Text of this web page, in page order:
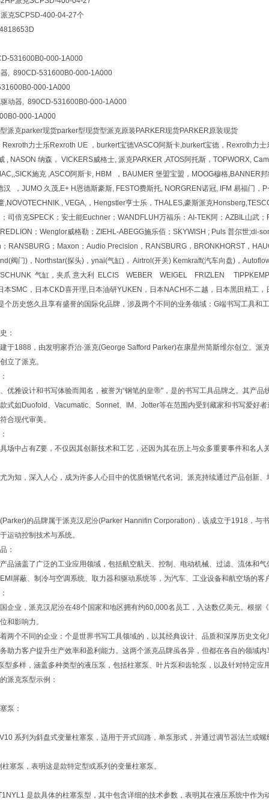
SCPSD-400-04-27个
000-1A000
890CD-531600B0-000-1A000
000-1A000
器, 890CD-531600B0-000-1A000
000-1A000
克parker现货parker型现货型派克原装PARKER现货PARKER原装现货
力士乐Rexroth UE ，burkert宝德VASCO阿斯卡,burkert宝德，Rexroth力士
, NASON 纳森， VICKERS威格士, 派克PARKER ,ATOS阿托斯，TOPWORX,
施克 ,ASCO阿斯卡, HBM ，BAUMER 堡盟宝盟，MOOG穆格,BANNER
，JUMO 久茂,E+ H恩德斯豪斯, FESTO费斯托, NORGREN诺冠, IFM 易福门，
,NOVOTECHNIK , VEGA,，Hengstler亨士乐，THALES,豪斯派克
司倍克SPECK；安士能Euchner；WANDFLUH万福乐；AI-TEK阿；AZBIL山武
；Wenglor威格勒；ZIEHL-ABEGG施乐佰；SKYWISH ; Puls 普尔世;di-
RANSBURG；Maxon；Audio Precision，RANSBURG，BRONKHORST，
阀门)，Northstar(探头)，ynai(气缸)， Airtrol(开关) Kemkraft(汽车向盘)，
气缸，夹爪 意大利 ELCIS WEBER WEIGEL FRIZLEN
本SMC，日本CKD喜开理,日本油研YUKEN，日本NACHI不二越，日本黑田精工
史悠久且享有盛誉的国际化品牌，涉及两个不同的业务领域：G端书写工具和
：
，由发明家乔治·派克(George Safford Parker)在康星州简斯维尔创立。派
立了派克。
设计和书写体验而闻名，被誉为“钢笔的皇帝"，是的书写工具品牌之。其产品
Duofold、Vacumatic、Sonnet、IM、Jotter等在范围内受到藏家和书写爱好者
合现代审美。
占有Z要，不仅因其创新技术和工艺，还因为其在历上与众多重要事件和名人
，深入人心，成为许多人心目中的优质钢笔代名词。派克持续通过产品创新、
的品牌属于派克汉尼汾(Parker Hannifin Corporation)，该成立于1918，与书
运动控制技术与系统。
：
盖了广泛的工业应用领域，包括航空航天、控制、电动机械、过滤、流体和气
蔽、制冷与空调系统、取力器和驱动系统等，为汽车、工业设备和航空场的客
，派克汉尼汾在48个国家和地区拥有约60,000名员工，入达数亿美元。根据
和影响力。
不同的企业：个是世界书写工具领域的，以其经典设计、品质和深厚历史文化
助力客户提升生产效率和盈利能力。这两个派克品牌虽各异，但都在各自的领域
样，涵盖多种类型的液压泵，包括柱塞泵、叶片泵和齿轮泵，以及针对特定应
派克泵型示例：
泵：
系列为斜盘式变量柱塞泵，适用于开式回路，单泵形式，并通过调节器法兰或螺
泵，表明这是款特定型或系列的变量柱塞泵。
是款具体的柱塞泵型，其中包含详细的技术参数，表明其在液压系统中作为